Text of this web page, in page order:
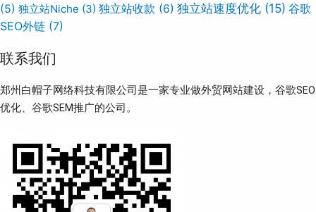
(5) 独立站Niche (3) 独立站收款 (6) 独立站速度优化 (15) 谷歌
SEO外链 (7)
联系我们
郑州白帽子网络科技有限公司是一家专业做外贸网站建设，谷歌SEO
优化、谷歌SEM推广的公司。